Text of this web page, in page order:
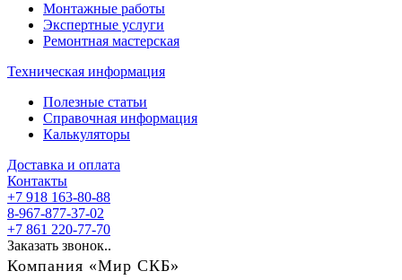
Монтажные работы
Экспертные услуги
Ремонтная мастерская
Техническая информация
Полезные статьи
Справочная информация
Калькуляторы
Доставка и оплата
Контакты
+7 918 163-80-88
8-967-877-37-02
+7 861 220-77-70
Заказать звонок..
Компания «Мир СКБ»